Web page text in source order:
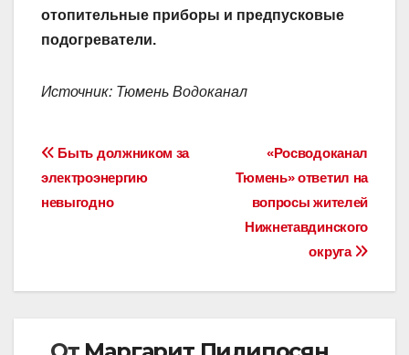
отопительные приборы и предпусковые
подогреватели.
Источник: Тюмень Водоканал
Навигация
по
«Росводоканал
Тюмень» ответил на
вопросы жителей
Нижнетавдинского
округа
Быть должником за
электроэнергию
невыгодно